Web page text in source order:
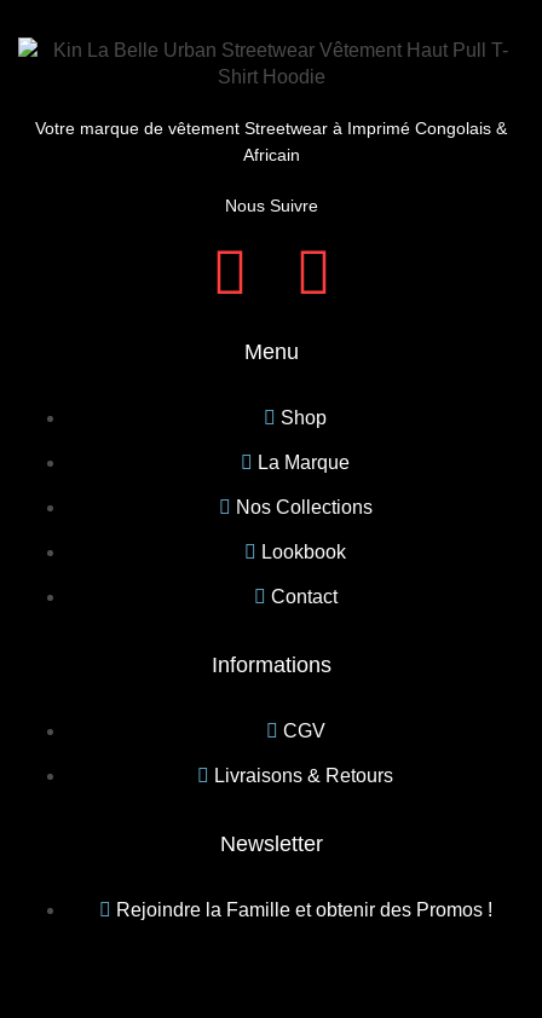
Votre marque de vêtement Streetwear à Imprimé Congolais &
Africain
Nous Suivre
Menu
Shop
La Marque
Nos Collections
Lookbook
Contact
Informations
CGV
Livraisons & Retours
Newsletter
Rejoindre la Famille et obtenir des Promos !